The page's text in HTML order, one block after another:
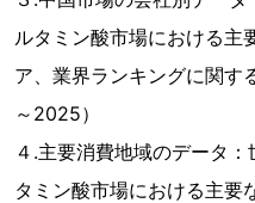
ルタミン酸市場における主
ア、業界ランキングに関す
～2025）
４.主要消費地域のデータ
タミン酸市場における主要